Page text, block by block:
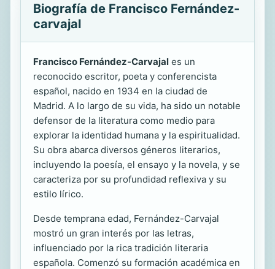
Biografía de Francisco Fernández-
carvajal
Francisco Fernández-Carvajal es un
reconocido escritor, poeta y conferencista
español, nacido en 1934 en la ciudad de
Madrid. A lo largo de su vida, ha sido un notable
defensor de la literatura como medio para
explorar la identidad humana y la espiritualidad.
Su obra abarca diversos géneros literarios,
incluyendo la poesía, el ensayo y la novela, y se
caracteriza por su profundidad reflexiva y su
estilo lírico.
Desde temprana edad, Fernández-Carvajal
mostró un gran interés por las letras,
influenciado por la rica tradición literaria
española. Comenzó su formación académica en